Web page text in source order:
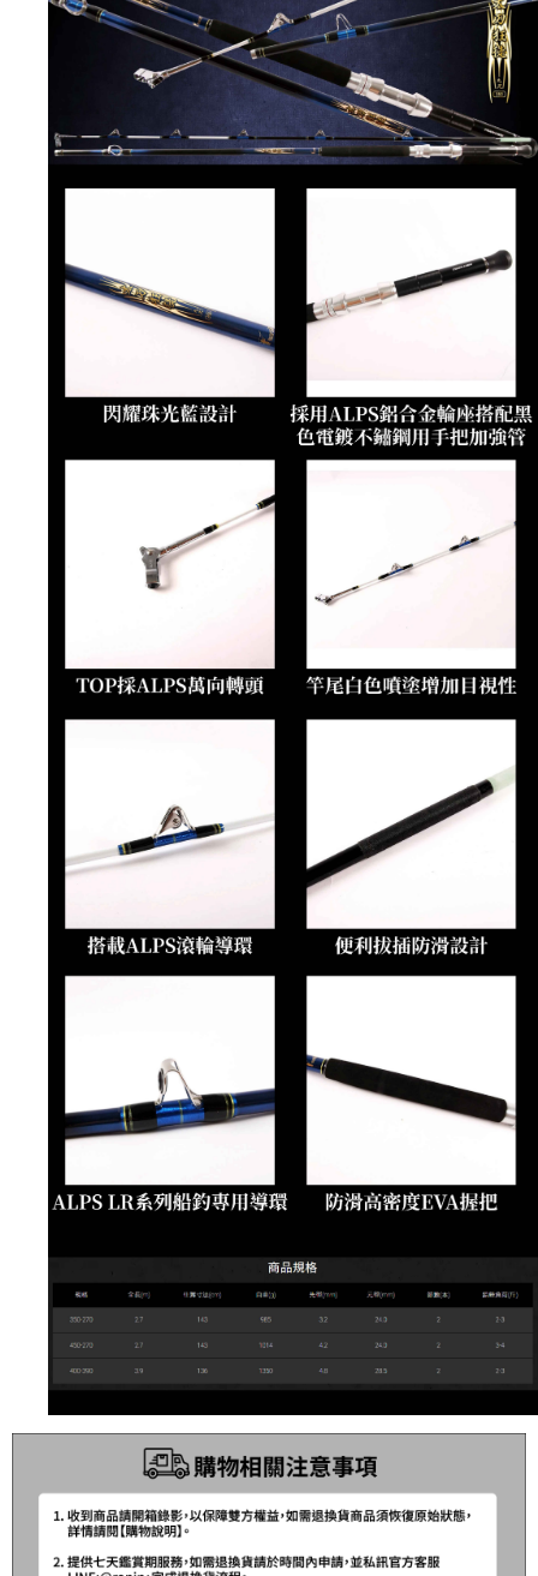
５．嚴禁一人註冊多個帳號或使用他人資訊註冊。若發現惡意使用之情形，
恩沛科技股份有限公司將有權停止該用戶之使用額度並採取法律行動。